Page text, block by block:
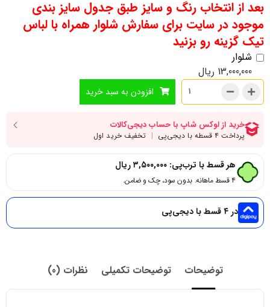
بعد از انتخاب رنگ و سایز طبق جدول سایز بندی
موجود در سایت برای سفارش شلوار همراه با لباس
تیک گزینه رو بزنید
شلوار
13,000,000 ریال
افزودن به سبد خرید
هر قسط با ترب‌پی: ۳,۵۰۰,۰۰۰ریال
۴ قسط ماهانه. بدون سود، چک و ضامن.
در ۴ قسط با دیجی‌پی
توضیحات توضیحات تکمیلی نظرات (0)